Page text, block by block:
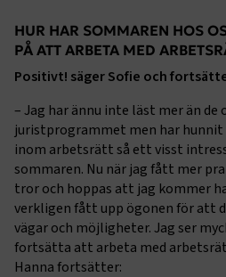
HUR HAR SOMMAREN HOS
PÅ ATT ARBETA MED
Positivt! säger Sofie och
– Jag har ännu inte läst mer än
juristprogrammet men har
inom arbetsrätt så ett visst
sommaren. Nu när jag fått mer
tror och hoppas att jag kommer
verkligen fått upp ögonen för att
vägar och möjligheter. Jag ser
fortsätta att arbeta med
Hanna fortsätter: